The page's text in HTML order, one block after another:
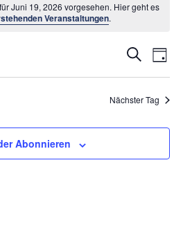
Juni 19, 2026 vorgesehen. Hier geht es
Veranstaltungen.
und
Suche
Tag
Nächster Tag
Abonnieren